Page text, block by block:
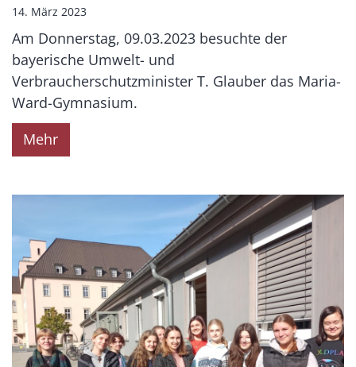
14. März 2023
Am Donnerstag, 09.03.2023 besuchte der
bayerische Umwelt- und
Verbraucherschutzminister T. Glauber das Maria-
Ward-Gymnasium.
Mehr